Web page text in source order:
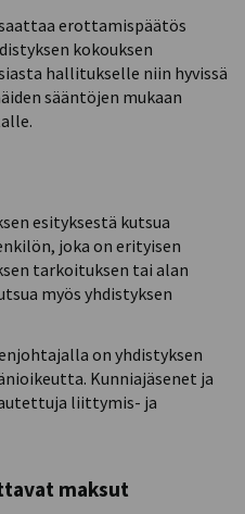
erottamispäätös
kokouksen
hallitukselle niin hyvissä
sääntöjen mukaan
esityksestä kutsua
joka on erityisen
tarkoituksen tai alan
myös yhdistyksen
on yhdistyksen
Kunniajäsenet ja
liittymis- ja
maksut